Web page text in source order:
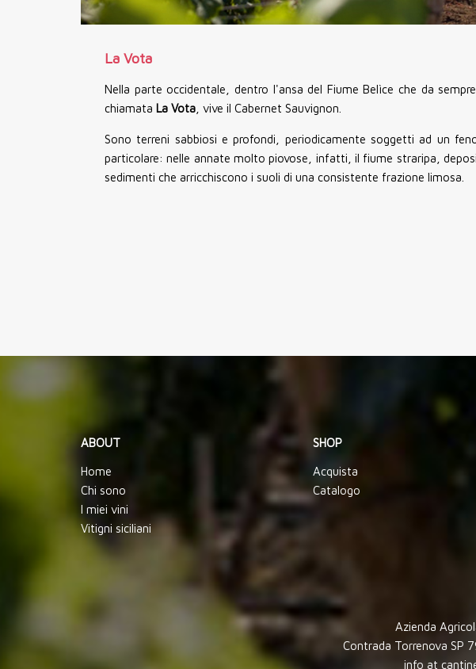
La Vota
Nella parte occidentale, dentro l'ansa del Fiume Belìce che da
chiamata La Vota , vive il Cabernet Sauvignon.
Sono terreni sabbiosi e profondi, periodicamente soggetti ad un
particolare: nelle annate molto piovose, infatti, il fiume straripa,
sedimenti che arricchiscono i suoli di una consistente frazione limosa.
ABOUT
Home
Chi sono
I miei vini
Vitigni siciliani
SHOP
Acquista
Catalogo
Azienda
Contrada Torrenova SP
info at